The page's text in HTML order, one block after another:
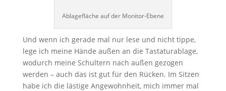
Ablagefläche auf der Monitor-Ebene
Und wenn ich gerade mal nur lese und nicht tippe,
lege ich meine Hände außen an die Tastaturablage,
wodurch meine Schultern nach außen gezogen
werden – auch das ist gut für den Rücken. Im Sitzen
habe ich die lästige Angewohnheit, mich immer mal